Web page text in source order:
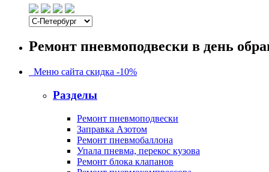
Ремонт пневмоподвески в день
Меню сайта скидка -10%
Разделы
Ремонт пневмоподвески
Заправка Азотом
Ремонт пневмобаллона
Упала пневма, перекос кузова
Ремонт блока клапанов